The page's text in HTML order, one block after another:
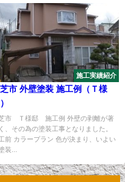
施工実績紹介
市 外壁塗装 施工例（Ｔ様
市 Ｔ様邸 施工例 外壁の剥離が著
く、その為の塗装工事となりました。
前 カラープラン 色が決まり、いよい
装...